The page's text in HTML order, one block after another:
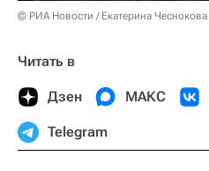
© РИА Новости / Екатерина Чеснокова
Читать в
Дзен МАКС
Telegram